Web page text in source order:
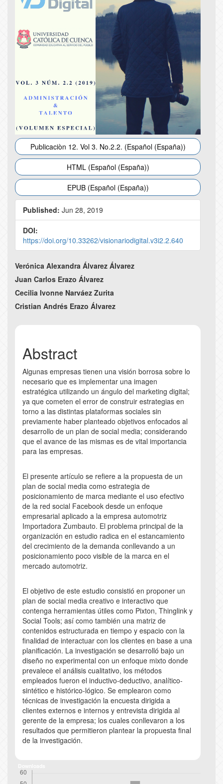
Publicaciòn 12. Vol 3. No.2.2. (Español (España))
HTML (Español (España))
EPUB (Español (España))
Published: Jun 28, 2019
DOI:
https://doi.org/10.33262/visionariodigital.v3i2.2.640
Main
Article
Content
Verónica Alexandra Álvarez Álvarez
Juan Carlos Erazo Álvarez
Cecilia Ivonne Narváez Zurita
Cristian Andrés Erazo Álvarez
Abstract
Algunas empresas tienen una visión borrosa sobre lo
necesario que es implementar una imagen
estratégica utilizando un ángulo del marketing digital;
ya que cometen el error de construir estrategias en
torno a las distintas plataformas sociales sin
previamente haber planteado objetivos enfocados al
desarrollo de un plan de social media; considerando
que el avance de las mismas es de vital importancia
para las empresas.
El presente artículo se refiere a la propuesta de un
plan de social media como estrategia de
posicionamiento de marca mediante el uso efectivo
de la red social Facebook desde un enfoque
empresarial aplicado a la empresa automotriz
Importadora Zumbauto. El problema principal de la
organización en estudio radica en el estancamiento
del crecimiento de la demanda conllevando a un
posicionamiento poco visible de la marca en el
mercado automotriz.
El objetivo de este estudio consistió en proponer un
plan de social media creativo e interactivo que
contenga herramientas útiles como Pixton, Thinglink y
Social Tools; así como también una matriz de
contenidos estructurada en tiempo y espacio con la
finalidad de interactuar con los clientes en base a una
planificación. La investigación se desarrolló bajo un
diseño no experimental con un enfoque mixto donde
prevalece el análisis cualitativo, los métodos
empleados fueron el inductivo-deductivo, analítico-
sintético e histórico-lógico. Se emplearon como
técnicas de investigación la encuesta dirigida a
clientes externos e internos y entrevista dirigida al
gerente de la empresa; los cuales conllevaron a los
resultados que permitieron plantear la propuesta final
de la investigación.